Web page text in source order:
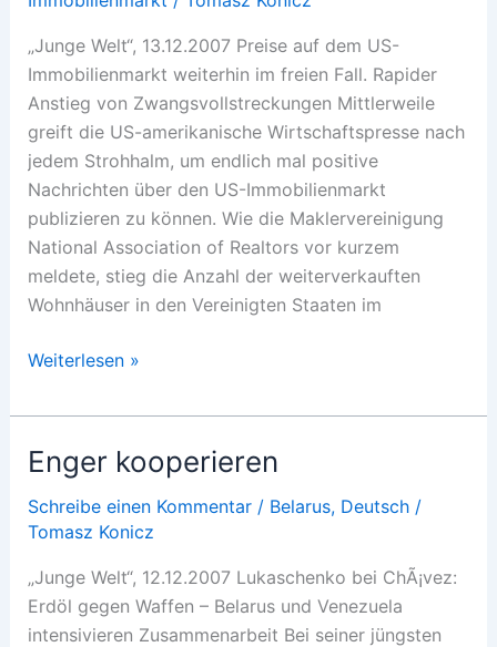
„Junge Welt“, 13.12.2007 Preise auf dem US-
Immobilienmarkt weiterhin im freien Fall. Rapider
Anstieg von Zwangsvollstreckungen Mittlerweile
greift die US-amerikanische Wirtschaftspresse nach
jedem Strohhalm, um endlich mal positive
Nachrichten über den US-Immobilienmarkt
publizieren zu können. Wie die Maklervereinigung
National Association of Realtors vor kurzem
meldete, stieg die Anzahl der weiterverkauften
Wohnhäuser in den Vereinigten Staaten im
Kein
in
Sicht
Weiterlesen »
Enger kooperieren
Schreibe einen Kommentar / Belarus, Deutsch/
Tomasz Konicz
„Junge Welt“, 12.12.2007 Lukaschenko bei ChÃ¡vez:
Erdöl gegen Waffen – Belarus und Venezuela
intensivieren Zusammenarbeit Bei seiner jüngsten